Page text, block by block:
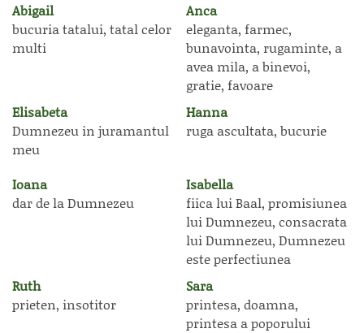
Abigail
bucuria tatalui, tatal celor
multi
Anca
eleganta, farmec,
bunavointa, rugaminte, a
avea mila, a binevoi,
gratie, favoare
Elisabeta
Dumnezeu in juramantul
meu
Hanna
ruga ascultata, bucurie
Ioana
dar de la Dumnezeu
Isabella
fiica lui Baal, promisiunea
lui Dumnezeu, consacrata
lui Dumnezeu, Dumnezeu
este perfectiunea
Ruth
prieten, insotitor
Sara
printesa, doamna,
printesa a poporului